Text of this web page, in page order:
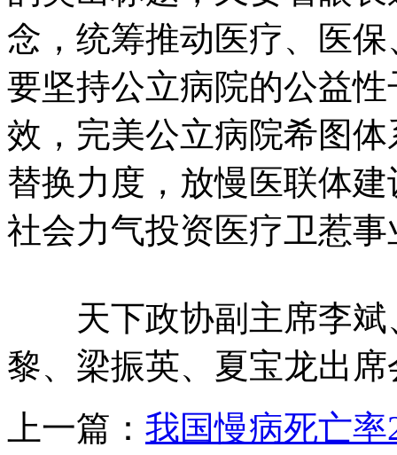
念，统筹推动医疗、医
要坚持公立病院的公益
效，完美公立病院希图
替换力度，放慢医联体
社会力气投资医疗卫惹事
天下政协副主席李斌
黎、梁振英、夏宝龙出席
上一篇： 我国慢病死亡